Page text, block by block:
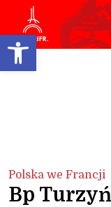
Open toolbar
Polska we Francji
Bp